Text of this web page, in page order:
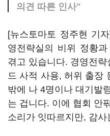
의견 따른 인사"
[뉴스토마토 정주현 기
영전략실의 비위 정황
겪고 있습니다. 경영전
드 사적 사용, 허위 출장
밖에 나 4명이나 대기발
는 겁니다. 이에 협회 안
소리가 잇따르지만, 감